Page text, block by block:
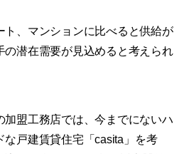
ト、マンションに比べると供給が
の潜在需要が見込めると考えられ
加盟工務店では、今までにないハ
な戸建賃貸住宅「casita」を考